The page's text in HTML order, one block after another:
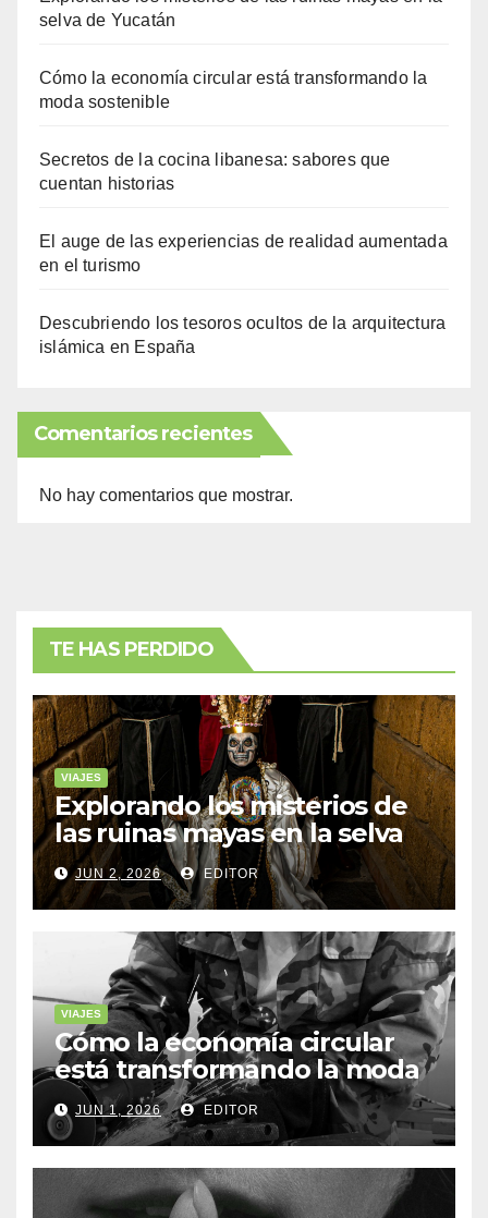
selva de Yucatán
Cómo la economía circular está transformando la
moda sostenible
Secretos de la cocina libanesa: sabores que
cuentan historias
El auge de las experiencias de realidad aumentada
en el turismo
Descubriendo los tesoros ocultos de la arquitectura
islámica en España
Comentarios recientes
No hay comentarios que mostrar.
TE HAS PERDIDO
VIAJES
Explorando los misterios de
las ruinas mayas en la selva
de Yucatán
JUN 2, 2026 EDITOR
VIAJES
Cómo la economía circular
está transformando la moda
sostenible
JUN 1, 2026 EDITOR